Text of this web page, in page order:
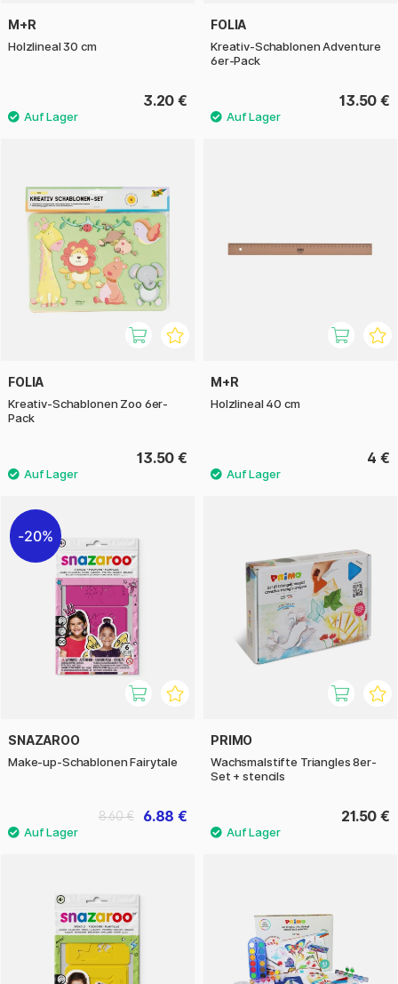
M+R
Holzlineal 30 cm
3.20 €
FOLIA
Kreativ-Schablonen Adventure
6er-Pack
13.50 €
FOLIA
Kreativ-Schablonen Zoo 6er-
Pack
13.50 €
M+R
Holzlineal 40 cm
4 €
20%
SNAZAROO
Make-up-Schablonen Fairytale
6.88 €
8.60 €
PRIMO
Wachsmalstifte Triangles 8er-
Set + stencils
21.50 €